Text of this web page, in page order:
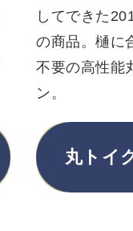
してできた
の商品。樋に
不要の高性能
ン。
丸トイ